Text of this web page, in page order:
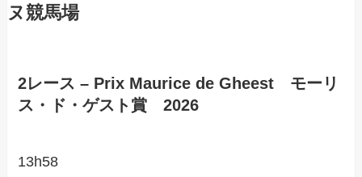
ヌ競馬場
2レース – Prix Maurice de Gheest モーリ
ス・ド・ゲスト賞 2026
13h58